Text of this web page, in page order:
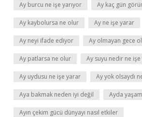
Ay burcu ne işe yarıyor Ay kaç gün
Ay kaybolursa ne olur Ay ne işe yarar
Ay neyi ifade ediyor Ay olmayan gece
Ay patlarsa ne olur Ay suyu nedir ne
Ay uydusu ne işe yarar Ay yok olsaydı
Aya bakmak neden iyi değil Ayda
Ayın çekim gücü dünyayı nasıl etkiler